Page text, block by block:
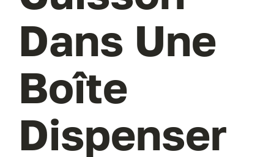
Dans Une
Boîte
Dispenser